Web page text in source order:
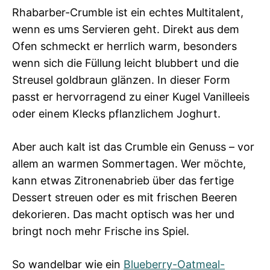
Rhabarber-Crumble ist ein echtes Multitalent,
wenn es ums Servieren geht. Direkt aus dem
Ofen schmeckt er herrlich warm, besonders
wenn sich die Füllung leicht blubbert und die
Streusel goldbraun glänzen. In dieser Form
passt er hervorragend zu einer Kugel Vanilleeis
oder einem Klecks pflanzlichem Joghurt.
Aber auch kalt ist das Crumble ein Genuss – vor
allem an warmen Sommertagen. Wer möchte,
kann etwas Zitronenabrieb über das fertige
Dessert streuen oder es mit frischen Beeren
dekorieren. Das macht optisch was her und
bringt noch mehr Frische ins Spiel.
So wandelbar wie ein Blueberry-Oatmeal-